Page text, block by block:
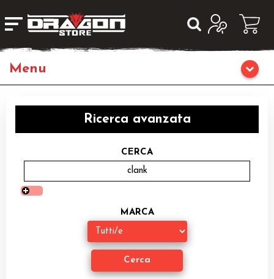
Giochi di Ruolo
Librigame
Editoria
Giochi di Carte Collezionabili
Ricerca avanzata
CERCA
MARCA